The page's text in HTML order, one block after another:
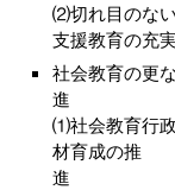
⑵切れ目のな
支援教育の充
社会教育の更
⑴社会教育行
材育成の推